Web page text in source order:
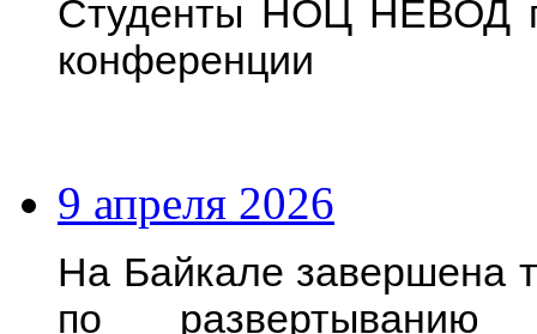
Студенты НОЦ НЕВОД
конференции
9 апреля 2026
На Байкале завершена
по развертыванию